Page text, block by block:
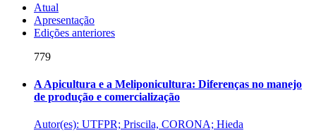
Atual
Apresentação
Edições anteriores
779
A Apicultura e a Meliponicultura: Diferenças no manejo
de produção e comercialização
Autor(es): UTFPR; Priscila, CORONA; Hieda